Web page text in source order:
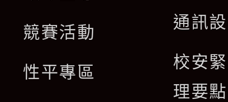
競賽活動
性平專區
通訊
校安
理要點